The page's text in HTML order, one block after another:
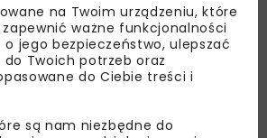
NBI
6 MINUT
CZYTANIA
na Twoim urządzeniu, które
ważne funkcjonalności
o jego bezpieczeństwo, ulepszać
Twoich potrzeb oraz
do Ciebie treści i
są nam niezbędne do